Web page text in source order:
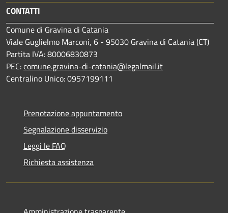
CONTATTI
Comune di Gravina di Catania
Viale Guglielmo Marconi, 6 - 95030 Gravina di Catania (CT)
Partita IVA: 80006830873
PEC:comune.gravina-di-catania@legalmail.it
Centralino Unico: 0957199111
Prenotazione appuntamento
Segnalazione disservizio
Leggi le FAQ
Richiesta assistenza